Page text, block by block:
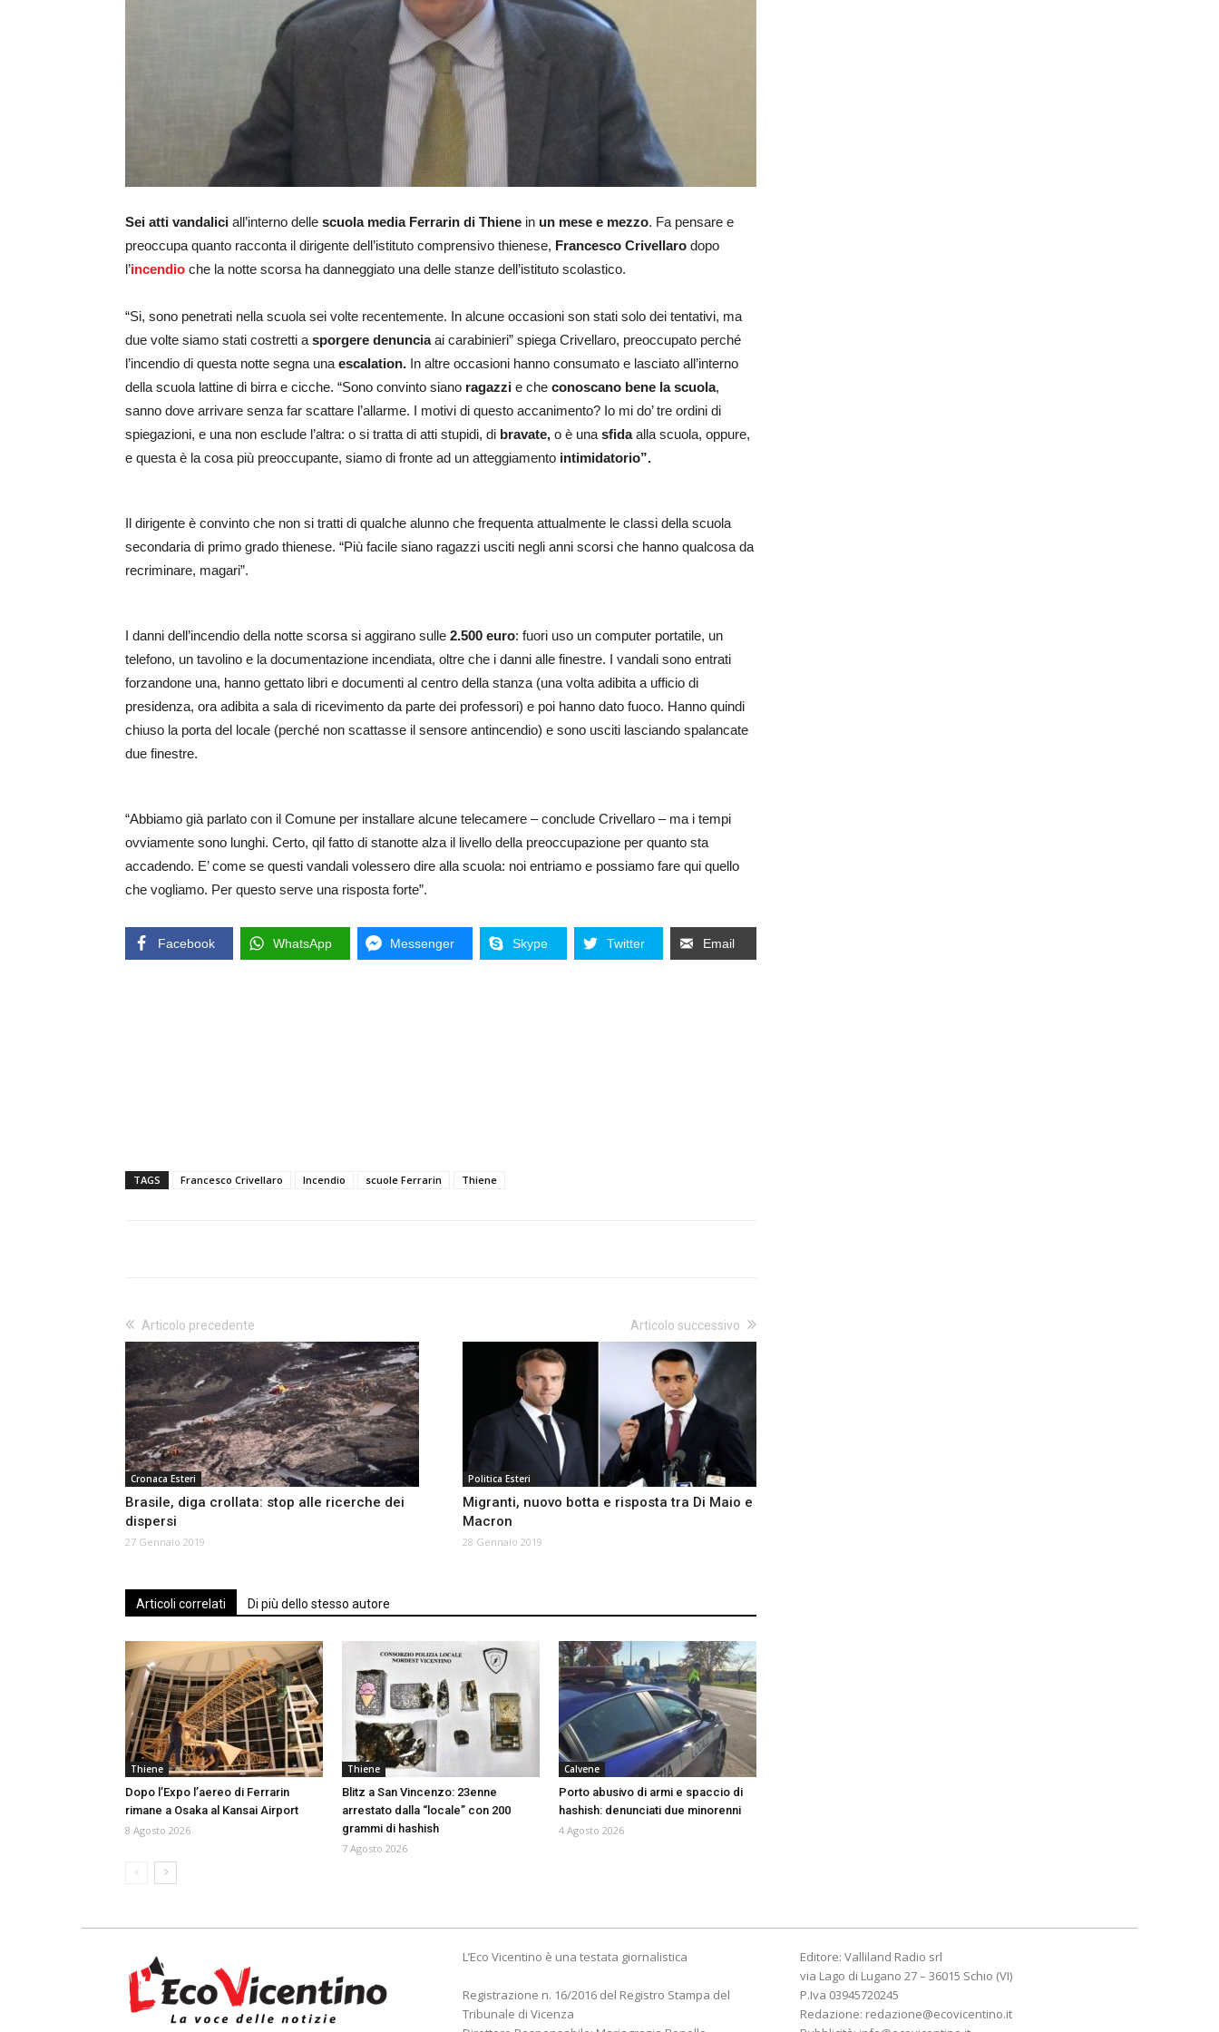
Sei atti vandalici all’interno delle scuola media Ferrarin di Thiene in un mese e mezzo. Fa pensare e
preoccupa quanto racconta il dirigente dell’istituto comprensivo thienese, Francesco Crivellaro dopo
l’incendio che la notte scorsa ha danneggiato una delle stanze dell’istituto scolastico.
“Si, sono penetrati nella scuola sei volte recentemente. In alcune occasioni son stati solo dei tentativi, ma
due volte siamo stati costretti a sporgere denunciaai carabinieri” spiega Crivellaro, preoccupato perché
l’incendio di questa notte segna una escalation. In altre occasioni hanno consumato e lasciato all’interno
della scuola lattine di birra e cicche. “Sono convinto siano ragazzi e che conoscano bene la scuola,
sanno dove arrivare senza far scattare l’allarme. I motivi di questo accanimento? Io mi do’ tre ordini di
spiegazioni, e una non esclude l’altra: o si tratta di atti stupidi, di bravate, o è una sfidaalla scuola, oppure,
e questa è la cosa più preoccupante, siamo di fronte ad un atteggiamento intimidatorio”.
Il dirigente è convinto che non si tratti di qualche alunno che frequenta attualmente le classi della scuola
secondaria di primo grado thienese. “Più facile siano ragazzi usciti negli anni scorsi che hanno qualcosa da
recriminare, magari”.
I danni dell’incendio della notte scorsa si aggirano sulle 2.500 euro: fuori uso un computer portatile, un
telefono, un tavolino e la documentazione incendiata, oltre che i danni alle finestre. I vandali sono entrati
forzandone una, hanno gettato libri e documenti al centro della stanza (una volta adibita a ufficio di
presidenza, ora adibita a sala di ricevimento da parte dei professori) e poi hanno dato fuoco. Hanno quindi
chiuso la porta del locale (perché non scattasse il sensore antincendio) e sono usciti lasciando spalancate
due finestre.
“Abbiamo già parlato con il Comune per installare alcune telecamere – conclude Crivellaro – ma i tempi
ovviamente sono lunghi. Certo, qil fatto di stanotte alza il livello della preoccupazione per quanto sta
accadendo. E’ come se questi vandali volessero dire alla scuola: noi entriamo e possiamo fare qui quello
che vogliamo. Per questo serve una risposta forte”.
Facebook WhatsApp Messenger Skype Twitter Email
TAGS Francesco Crivellaro Incendio scuole Ferrarin Thiene
Articolo precedente
Cronaca Esteri
Brasile, diga crollata: stop alle ricerche dei
dispersi
27 Gennaio 2019
Articolo successivo
Politica Esteri
Migranti, nuovo botta e risposta tra Di Maio e
Macron
28 Gennaio 2019
Articoli correlati Di più dello stesso autore
Thiene
Dopo l’Expo l’aereo di Ferrarin
rimane a Osaka al Kansai Airport
8 Agosto 2026
Thiene
Blitz a San Vincenzo: 23enne
arrestato dalla “locale” con 200
grammi di hashish
7 Agosto 2026
Calvene
Porto abusivo di armi e spaccio di
hashish: denunciati due minorenni
4 Agosto 2026
L’Eco Vicentino è una testata giornalistica
Registrazione n. 16/2016 del Registro Stampa del
Tribunale di Vicenza
Editore: Valliland Radio srl
via Lago di Lugano 27 – 36015 Schio (VI)
P.Iva 03945720245
Redazione: redazione@ecovicentino.it